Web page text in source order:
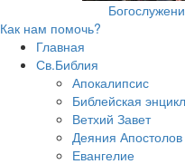
Как нам помочь?
Главная
Св.Библия
Апокалипсис
Библейская
Ветхий Завет
Деяния Апостолов
Евангелие